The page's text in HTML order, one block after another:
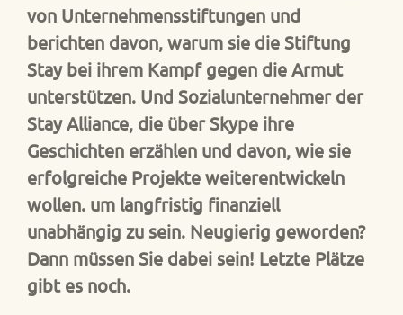
von Unternehmensstiftungen und
berichten davon, warum sie die Stiftung
Stay bei ihrem Kampf gegen die Armut
unterstützen. Und Sozialunternehmer der
Stay Alliance, die über Skype ihre
Geschichten erzählen und davon, wie sie
erfolgreiche Projekte weiterentwickeln
wollen. um langfristig finanziell
unabhängig zu sein. Neugierig geworden?
Dann müssen Sie dabei sein! Letzte Plätze
gibt es noch.